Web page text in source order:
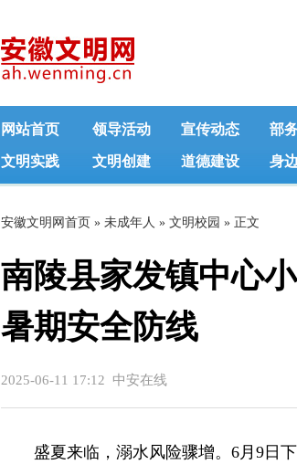
网站首页 领导活动 宣传动态 部
文明实践 文明创建 道德建设 身
安徽文明网首页 » 未成年人 » 文明校园 » 正文
南陵县家发镇中心
暑期安全防线
2025-06-11 17:12 中安在线
盛夏来临，溺水风险骤增。6月9日下